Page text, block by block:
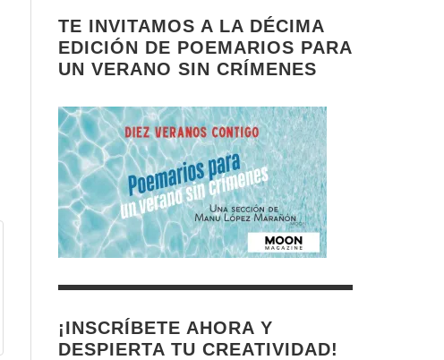
TE INVITAMOS A LA DÉCIMA
EDICIÓN DE POEMARIOS PARA
UN VERANO SIN CRÍMENES
¡INSCRÍBETE AHORA Y
DESPIERTA TU CREATIVIDAD!